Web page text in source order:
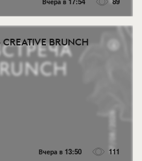
BRUNCH
Вчера в 13:50 111